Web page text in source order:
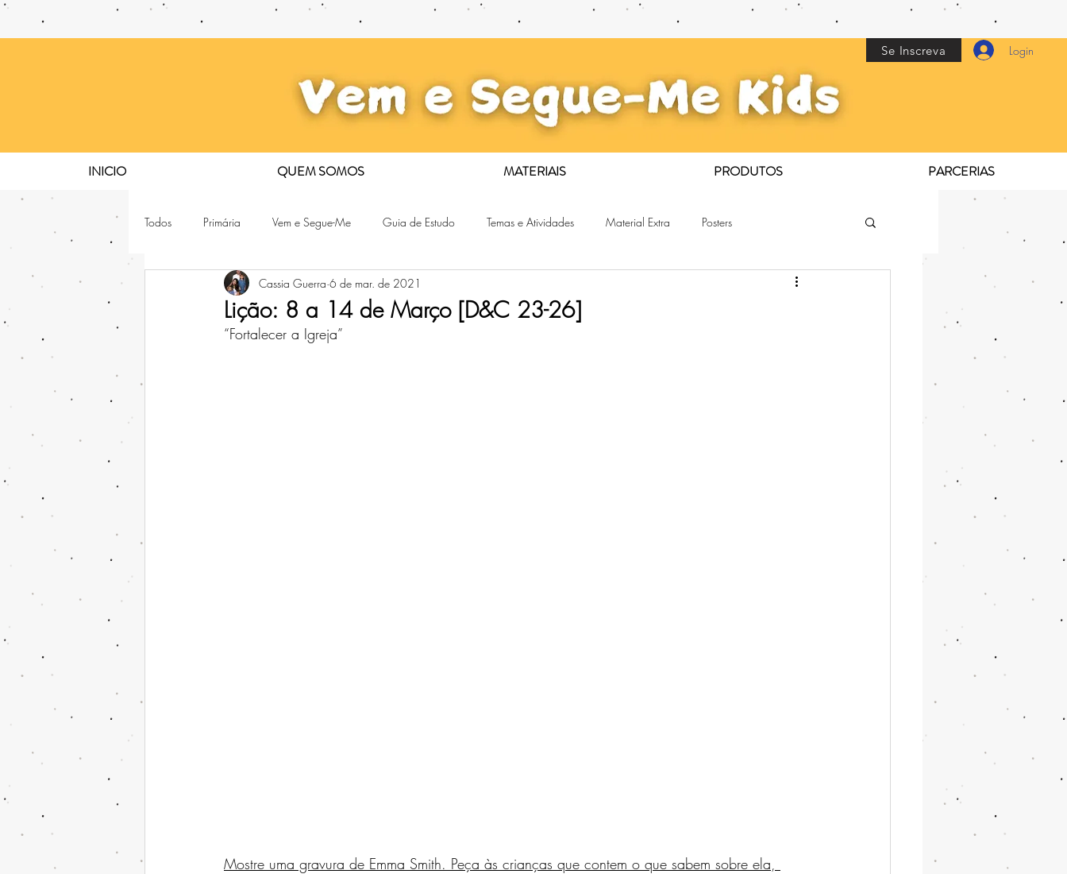
Se Inscreva Login
INICIO QUEM SOMOS MATERIAIS PRODUTOS PARCERIAS
Todos Primária Vem e Segue-Me Guia de Estudo Temas e Atividades Material Extra Posters
Lição: 8 a 14 de Março [D&C 23-26]
Cassia Guerra 6 de mar. de 2021
“Fortalecer a Igreja”
Mostre uma gravura de Emma Smith. Peça às crianças que contem o que sabem sobre ela,